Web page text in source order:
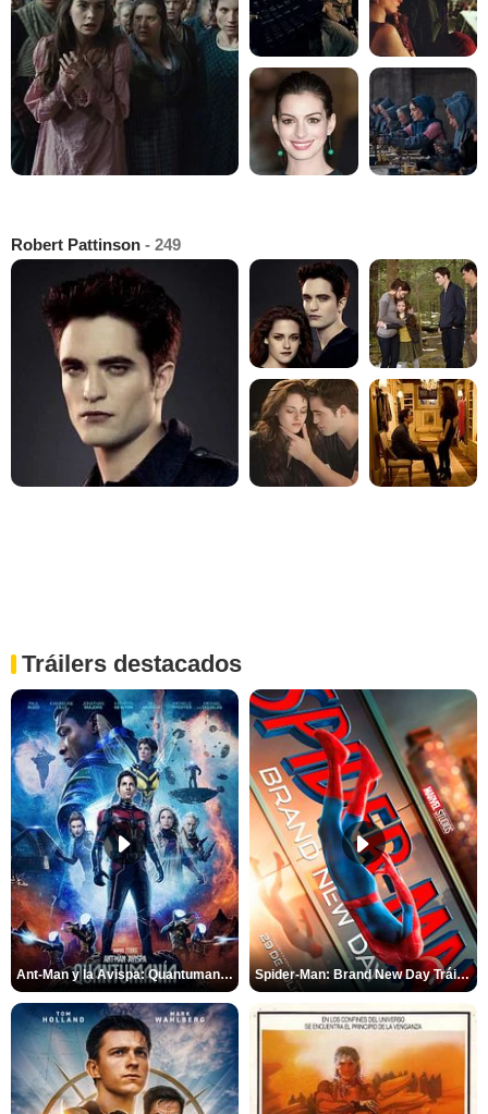
Robert Pattinson - 249
Tráilers destacados
Ant-Man y la Avispa: Quantumanía Tráiler (2) Spider-Man: Brand New Day Tráiler (3)